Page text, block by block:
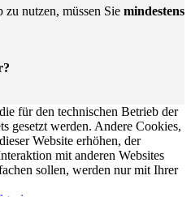
zu nutzen, müssen Sie mindestens
für den technischen Betrieb der
gesetzt werden. Andere Cookies,
Website erhöhen, der
mit anderen Websites
sollen, werden nur mit Ihrer